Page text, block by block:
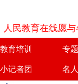
育在线愿与各大
教育培训 专
小记者团 名